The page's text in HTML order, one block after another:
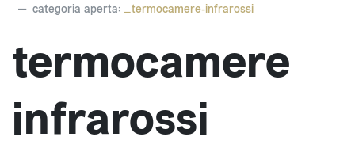
categoria aperta: _termocamere-infrarossi
termocamere
infrarossi